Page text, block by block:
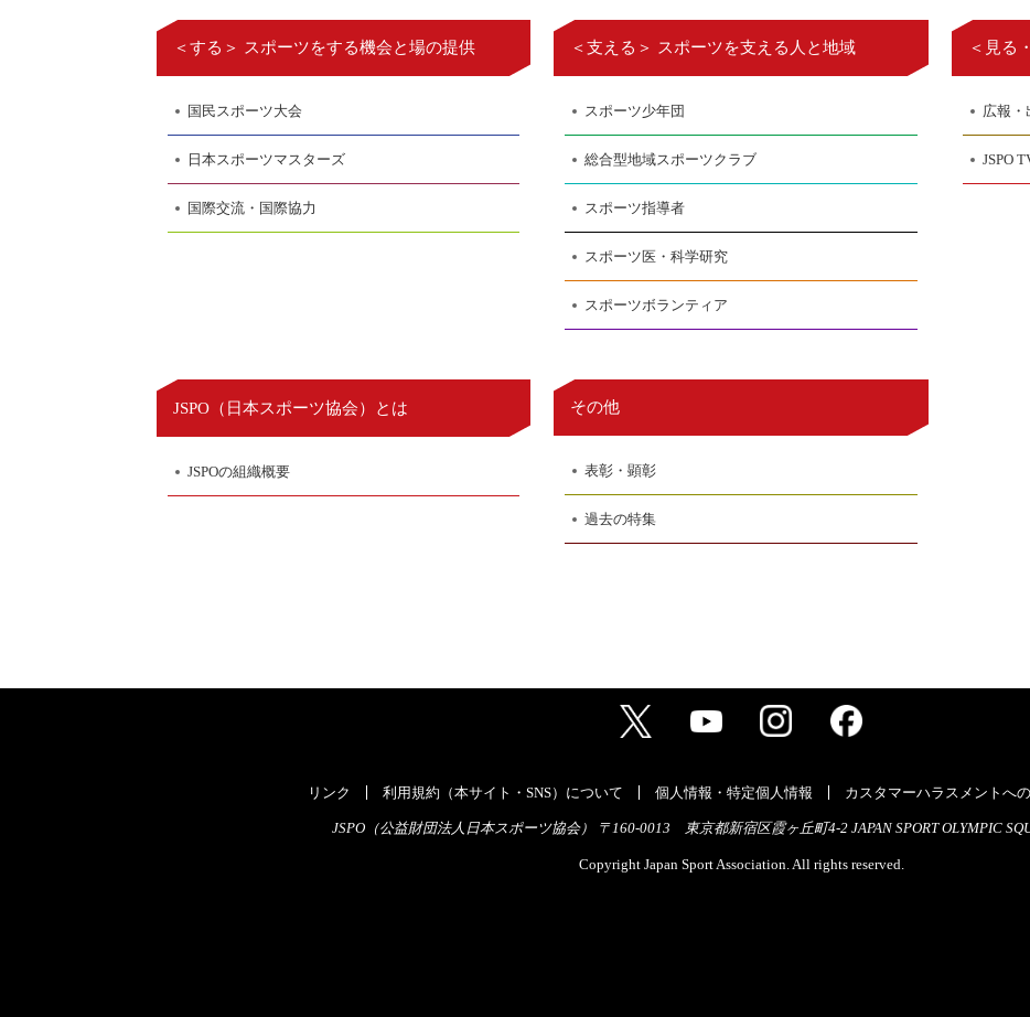
＜する＞ スポーツをする機会と場の提供
国民スポーツ大会
日本スポーツマスターズ
国際交流・国際協力
＜支える＞ スポーツを支える人と地域
スポーツ少年団
総合型地域スポーツクラブ
スポーツ指導者
スポーツ医・科学研究
スポーツボランティア
＜見る
広報・
JSPO
JSPO（ 日本スポーツ協会）とは
JSPOの組織概要
その他
表彰・顕彰
過去の特集
リンク 利用規約（本サイト・SNS）について 個人情報・特定個人情報 カスタマーハラスメントへ
JSPO（公益財団法人日本スポーツ協会） 〒160-0013 東京都新宿区霞ヶ丘町4-2 JAPAN SPORT OLYMPIC
Copyright Japan Sport Association. All rights reserved.